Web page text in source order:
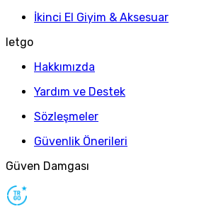
İkinci El Giyim & Aksesuar
letgo
Hakkımızda
Yardım ve Destek
Sözleşmeler
Güvenlik Önerileri
Güven Damgası